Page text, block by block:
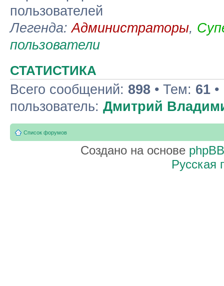
пользователей
Легенда:Администраторы,
пользователи
СТАТИСТИКА
Всего сообщений: 898 • Тем: 61
пользователь: Дмитрий
Список форумов
Создано на основе phpBB
Русская